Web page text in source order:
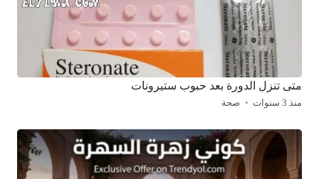
متى تنزل الدورة بعد حبوب ستيرونات
منذ 3 سنوات صحة